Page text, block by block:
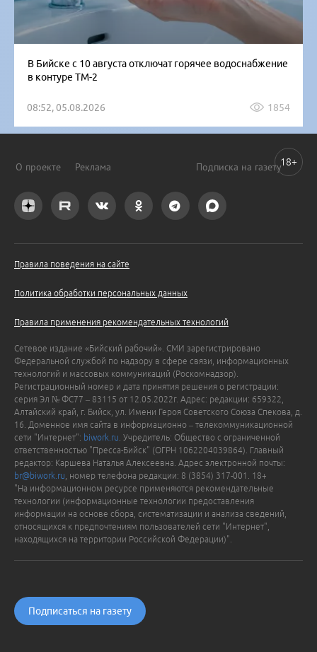
В Бийске с 10 августа отключат горячее водоснабжение
в контуре ТМ-2
08:52, 05.08.2026 1854
О проекте Реклама Подписка на газету
Правила поведения на сайте
Политика обработки персональных данных
Правила применения рекомендательных технологий
Сетевое издание «Бийский рабочий». СМИ зарегистрировано
Федеральной службой по надзору в сфере связи, информационных
технологий и массовых коммуникаций (Роскомнадзор).
Регистрационный номер и дата принятия решения о регистрации:
серия Эл № ФС77 – 83115 от 12.05.2022г. Адрес: редакции: 659322,
Алтайский край, г. Бийск, ул. Имени Героя Советского Союза Спекова, д.
16. Доменное имя сайта в информационно – телекоммуникационной
сети "Интернет": biwork.ru . Учредитель: Общество с ограниченной
ответственностью "Пресса-Бийск" (ОГРН 1062204039864). Главный
редактор: Каршева Наталья Алексеевна. Адрес электронной почты:
br@biwork.ru , номер телефона редакции: 8 (3854) 317-001. 18+
"На информационном ресурсе применяются рекомендательные
технологии (информационные технологии предоставления
информации на основе сбора, систематизации и анализа сведений,
относящихся к предпочтениям пользователей сети "Интернет",
находящихся на территории Российской Федерации)".
Подписаться на газету
18+